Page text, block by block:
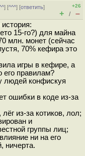
] [^^^] [ответить]
+26
+ / –
15-го?) для майна
млн. монет (сейчас
70% кефира это
игры в кефире, а
его правилам?
людей конфискуя
ошибки в коде из-за
из-за котиков, лол;
и
группы лиц;
ни на его
ничерта.